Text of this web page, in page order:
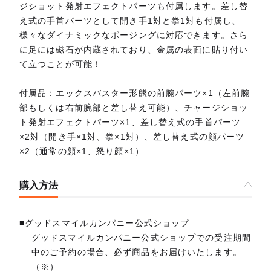
ジショット発射エフェクトパーツも付属します。差し替
え式の手首パーツとして開き手1対と拳1対も付属し、
様々なダイナミックなポージングに対応できます。さら
に足には磁石が内蔵されており、金属の表面に貼り付い
て立つことが可能！
付属品：エックスバスター形態の前腕パーツ×1（左前腕
部もしくは右前腕部と差し替え可能）、チャージショッ
ト発射エフェクトパーツ×1、差し替え式の手首パーツ
×2対（開き手×1対、拳×1対）、差し替え式の顔パーツ
×2（通常の顔×1、怒り顔×1）
購入方法
■グッドスマイルカンパニー公式ショップ
グッドスマイルカンパニー公式ショップでの受注期間
中のご予約の場合、必ず商品をお届けいたします。
（※）